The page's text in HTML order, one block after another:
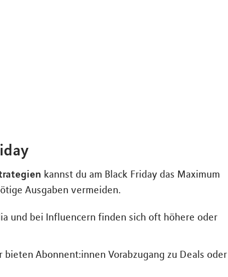
kannst du am Black Friday das Maximum
Ausgaben vermeiden.
und bei Influencern finden sich oft höhere oder
bieten Abonnent:innen Vorabzugang zu Deals oder